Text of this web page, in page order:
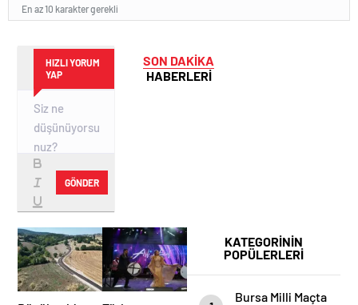
En az 10 karakter gerekli
HIZLI YORUM
YAP
GÖNDER
SON DAKİKA
HABERLERİ
KATEGORİNİN
POPÜLERLERİ
Bursa Milli Maçta